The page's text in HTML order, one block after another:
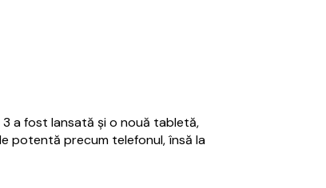
a fost lansată şi o nouă tabletă,
potentă precum telefonul, însă la